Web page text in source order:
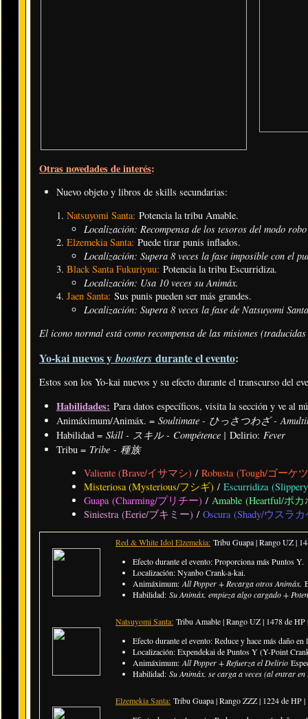
Otras novedades de interés:
Nuevo objeto y libros de skills secundarias:
Natsuyomi Santa: Potencia la tribu Amable.
Localización: Recompensa de los tesoros del modo
Elzemekia Santa: Puede tirar punis inflados.
Localización: Supera 8 veces la fase imposible con el
Black Santa Fukuriyuu: Potencia la tribu Escurridiza.
Localización: Usa 10 veces su Animáx.
Jaen Santa: Sus punis pueden ser más grandes.
Localización: Supera 8 veces la fase de Natsuyomi
El icono normal está como recompensa de las misiones
Yo-kai nuevos yboosters durante el evento:
Estos son los Yo-kai nuevos y su efecto durante el transcurso del
Habilidades: Para datos específicos, visita la sección y ve al
Animáximum/Animáx. = Soultimate - ひっさつわざ -
Habilidad = Skill - スキル - Compétence | Delirio: Fever
Tribu = Tribe - 種族
Valiente (Brave/イサマシ) / Robusta (Tough/ゴーケ
Misteriosa (Mysterious/フシギ) / Escurridiza
Guapa (Charming/プリチー) / Amable (Heartful/ポ
Siniestra (Eerie/ブキミー) / Oscura (Shady/ウスラ
Red & White Idol Elzemekia: Tribu Guapa | Rango UZ |
Efecto durante el evento: Proporciona más Puntos Y.
Localización: Nyanbo Crank-a-kai.
Animáximum: All Popper + Recarga otros Animáx.
Habilidad: Su Animáx. empieza algo cargado +
Natsuyomi Santa: Tribu Amable | Rango UZ | 1478 de
Efecto durante el evento: Reduce y hace más daño
Localización: Expendekai de Puntos Y (Y-Point
Animáximum: All Popper + Refuerza el Delirio
Habilidad: Su Animáx. se carga a veces (al entrar
Elzemekia Santa: Tribu Guapa | Rango ZZZ | 1224 de HP